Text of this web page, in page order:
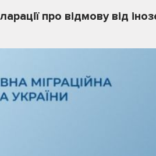
про відмову від